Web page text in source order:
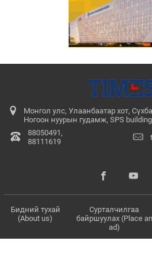
Монгол улс, Улаанбаатар хот,
Ногоон нуурын гудамж, SPS
88050491,
88111619
Бидний тухай
(About us)
Сурталчилгаа
байршуулах (Place an
ad)